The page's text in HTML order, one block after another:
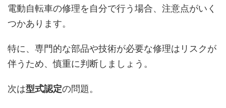
電動自転車の修理を自分で行う場合、注意点がいく
つかあります。
特に、専門的な部品や技術が必要な修理はリスクが
伴うため、慎重に判断しましょう。
次は型式認定の問題。